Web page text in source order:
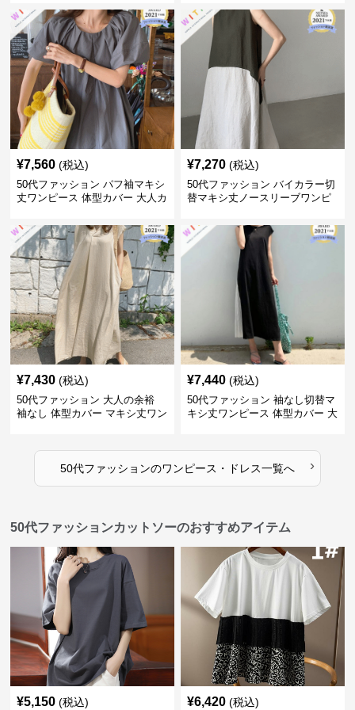
¥7,560 (税込)
50代ファッション パフ袖マキシ
丈ワンピース 体型カバー 大人カ
¥7,270 (税込)
50代ファッション バイカラー切
替マキシ丈ノースリーブワンピ
¥7,430 (税込)
50代ファッション 大人の余裕
袖なし 体型カバー マキシ丈ワン
¥7,440 (税込)
50代ファッション 袖なし切替マ
キシ丈ワンピース 体型カバー 大
50代ファッションのワンピース・ドレス一覧へ ›
50代ファッションカットソーのおすすめアイテム
¥5,150 (税込) ¥6,420 (税込)